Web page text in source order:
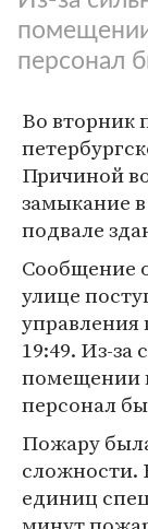
персонал
Во вторник
Причиной
замыкание
подвале
Сообщение
улице
управления
19:49. Из-за
помещении
персонал
Пожару
сложности.
единиц